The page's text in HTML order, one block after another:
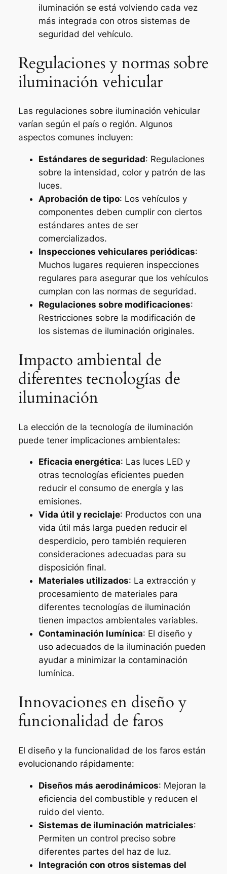
iluminación se está volviendo cada vez
más integrada con otros sistemas de
seguridad del vehículo.
Regulaciones y normas sobre
iluminación vehicular
Las regulaciones sobre iluminación vehicular
varían según el país o región. Algunos
aspectos comunes incluyen:
Estándares de seguridad: Regulaciones
sobre la intensidad, color y patrón de las
luces.
Aprobación de tipo: Los vehículos y
componentes deben cumplir con ciertos
estándares antes de ser
comercializados.
Inspecciones vehiculares periódicas:
Muchos lugares requieren inspecciones
regulares para asegurar que los vehículos
cumplan con las normas de seguridad.
Regulaciones sobre modificaciones:
Restricciones sobre la modificación de
los sistemas de iluminación originales.
Impacto ambiental de
diferentes tecnologías de
iluminación
La elección de la tecnología de iluminación
puede tener implicaciones ambientales:
Eficacia energética: Las luces LED y
otras tecnologías eficientes pueden
reducir el consumo de energía y las
emisiones.
Vida útil y reciclaje: Productos con una
vida útil más larga pueden reducir el
desperdicio, pero también requieren
consideraciones adecuadas para su
disposición final.
Materiales utilizados: La extracción y
procesamiento de materiales para
diferentes tecnologías de iluminación
tienen impactos ambientales variables.
Contaminación lumínica: El diseño y
uso adecuados de la iluminación pueden
ayudar a minimizar la contaminación
lumínica.
Innovaciones en diseño y
funcionalidad de faros
El diseño y la funcionalidad de los faros están
evolucionando rápidamente:
Diseños más aerodinámicos: Mejoran la
eficiencia del combustible y reducen el
ruido del viento.
Sistemas de iluminación matriciales:
Permiten un control preciso sobre
diferentes partes del haz de luz.
Integración con otros sistemas del